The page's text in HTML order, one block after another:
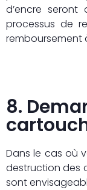
d’encre seront
processus de
remboursement
8.
Dans le cas où
destruction des
sont